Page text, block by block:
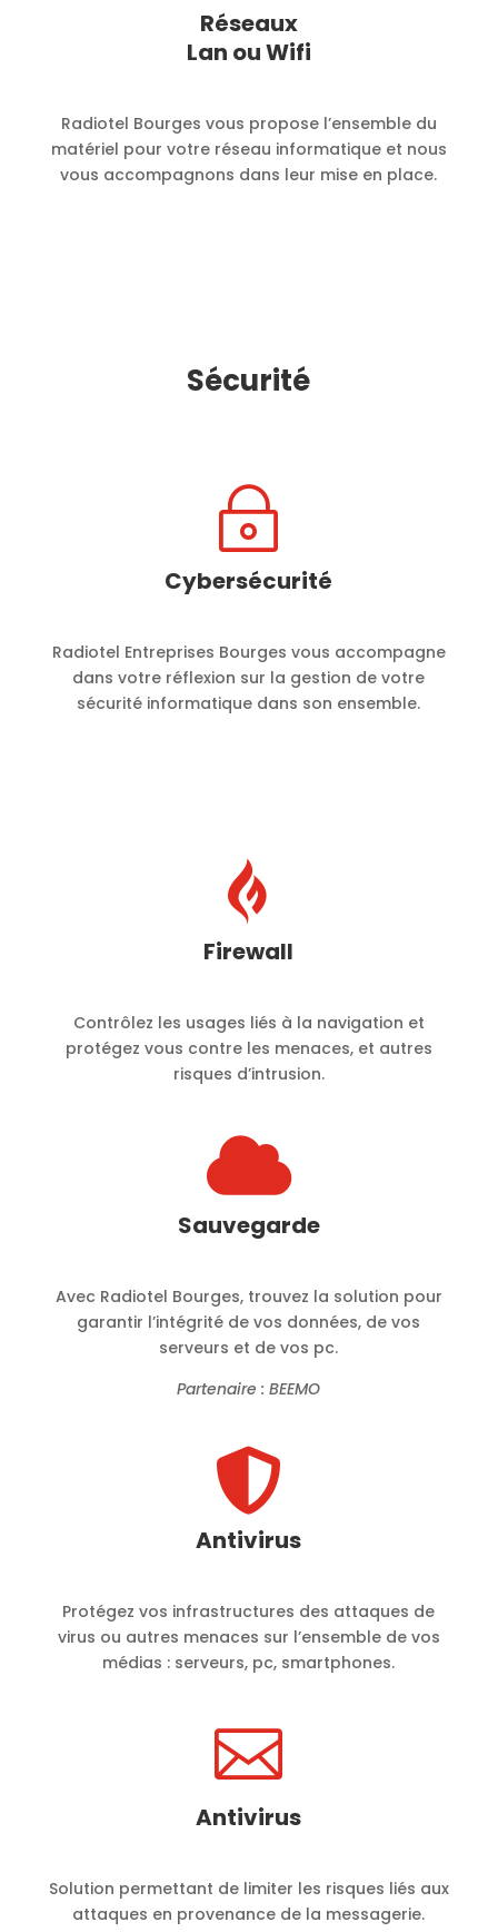
Réseaux
Lan ou Wifi
Radiotel Bourges vous propose l’ensemble du
matériel pour votre réseau informatique et nous
vous accompagnons dans leur mise en place.
Sécurité
~
Cybersécurité
Radiotel Entreprises Bourges vous accompagne
dans votre réflexion sur la gestion de votre
sécurité informatique dans son ensemble.

Firewall
Contrôlez les usages liés à la navigation et
protégez vous contre les menaces, et autres
risques d’intrusion.

Sauvegarde
Avec Radiotel Bourges, trouvez la solution pour
garantir l’intégrité de vos données, de vos
serveurs et de vos pc.
Partenaire : BEEMO

Antivirus
Protégez vos infrastructures des attaques de
virus ou autres menaces sur l’ensemble de vos
médias : serveurs, pc, smartphones.

Antivirus
Solution permettant de limiter les risques liés aux
attaques en provenance de la messagerie.